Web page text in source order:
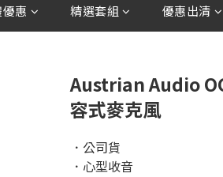
惠 精選套組 優惠出清
Austrian Audio
容式麥克風
．公司貨
．心型收音